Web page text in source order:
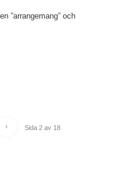
”arrangemang” och
Sida 2 av 18
›